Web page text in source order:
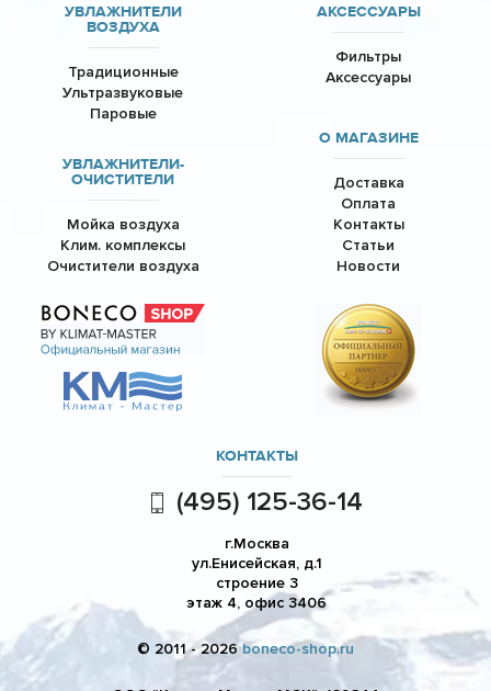
УВЛАЖНИТЕЛИ
ВОЗДУХА
Традиционные
Ультразвуковые
Паровые
УВЛАЖНИТЕЛИ-
ОЧИСТИТЕЛИ
Мойка воздуха
Клим. комплексы
Очистители воздуха
АКСЕССУАРЫ
Фильтры
Аксессуары
О МАГАЗИНЕ
Доставка
Оплата
Контакты
Статьи
Новости
КОНТАКТЫ
(495) 125-36-14
г.Москва
ул.Енисейская, д.1
строение 3
этаж 4, офис 3406
© 2011 - 2026boneco-shop.ru